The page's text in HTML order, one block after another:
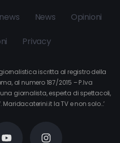
News Opinioni
Privacy
iscritta al registro della
al numero 187/2015 – P.Iva
giornalista, esperta di spettacoli,
la TV e non solo…’